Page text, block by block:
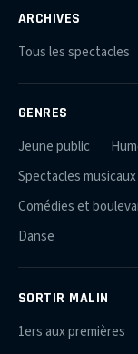
ARCHIVES
Tous les spectacles
GENRES
Jeune public
Spectacles musicaux
Comédies et
Danse
SORTIR MALIN
1ers aux premières